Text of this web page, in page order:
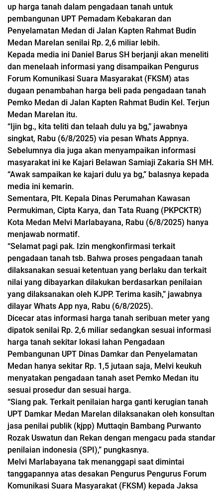
up harga tanah dalam pengadaan tanah untuk
pembangunan UPT Pemadam Kebakaran dan
Penyelamatan Medan di Jalan Kapten Rahmat Budin
Medan Marelan senilai Rp. 2,6 miliar lebih.
Kepada media ini Daniel Barus SH berjanji akan meneliti
dan menelaah informasi yang disampaikan Pengurus
Forum Komunikasi Suara Masyarakat (FKSM) atas
dugaan penambahan harga beli pada pengadaan tanah
Pemko Medan di Jalan Kapten Rahmat Budin Kel. Terjun
Medan Marelan itu.
“Ijin bg., kita teliti dan telaah dulu ya bg,” jawabnya
singkat, Rabu (6/8/2025) via pesan Whats Appnya.
Sebelumnya dia juga akan menyampaikan informasi
masyarakat ini ke Kajari Belawan Samiaji Zakaria SH MH.
“Awak sampaikan ke kajari dulu ya bg,” balasnya kepada
media ini kemarin.
Sementara, Plt. Kepala Dinas Perumahan Kawasan
Permukiman, Cipta Karya, dan Tata Ruang (PKPCKTR)
Kota Medan Melvi Marlabayana, Rabu (6/8/2025) hanya
menjawab normatif.
“Selamat pagi pak. Izin mengkonfirmasi terkait
pengadaan tanah tsb. Bahwa proses pengadaan tanah
dilaksanakan sesuai ketentuan yang berlaku dan terkait
nilai yang dibayarkan dilakukan berdasarkan penilaian
yang dilaksanakan oleh KJPP. Terima kasih,” jawabnya
dilayar Whats App nya, Rabu (6/8/2025).
Dicecar atas informasi harga tanah seribuan meter yang
dipatok senilai Rp. 2,6 miliar sedangkan sesuai informasi
harga tanah sekitar lokasi lahan Pengadaan
Pembangunan UPT Dinas Damkar dan Penyelamatan
Medan hanya sekitar Rp. 1,5 jutaan saja, Melvi keukuh
menyatakan pengadaan tanah aset Pemko Medan itu
sesuai prosedur dan sesuai harga.
“Siang pak. Terkait penilaian harga ganti kerugian tanah
UPT Damkar Medan Marelan dilaksanakan oleh konsultan
jasa penilai publik (kjpp) Muttaqin Bambang Purwanto
Rozak Uswatun dan Rekan dengan mengacu pada standar
penilaian indonesia (SPI),” pungkasnya.
Melvi Marlabayana tak menanggapi saat dimintai
tanggapannya atas desakan Pengurus Pengurus Forum
Komunikasi Suara Masyarakat (FKSM) kepada Jaksa